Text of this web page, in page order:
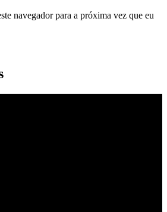
navegador para a próxima vez que eu